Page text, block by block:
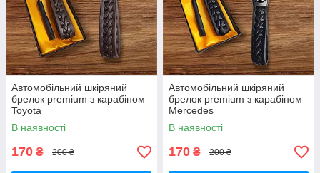
Автомобільний шкіряний
брелок premium з карабіном
Toyota
В наявності
170 ₴ 200 ₴
Автомобільний шкіряний
брелок premium з карабіном
Mercedes
В наявності
170 ₴ 200 ₴